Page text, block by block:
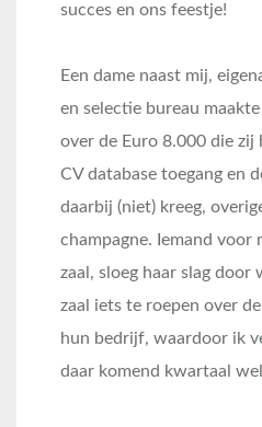
succes en ons feestje!
Een dame naast mij,
en selectie bureau
over de Euro 8.000 die zij
CV database toegang en
daarbij (niet) kreeg,
champagne. Iemand voor
zaal, sloeg haar slag door
zaal iets te roepen over
hun bedrijf, waardoor ik
daar komend kwartaal